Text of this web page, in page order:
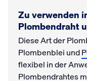
Zu verwenden
Plombendraht
Diese Art der
Plombenblei und
flexibel in der
Plombendrahtes